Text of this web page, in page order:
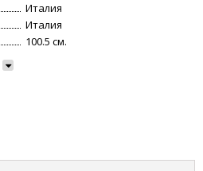
Италия
Италия
100.5 см.